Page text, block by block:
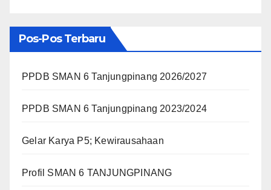
Pos-Pos Terbaru
PPDB SMAN 6 Tanjungpinang 2026/2027
PPDB SMAN 6 Tanjungpinang 2023/2024
Gelar Karya P5; Kewirausahaan
Profil SMAN 6 TANJUNGPINANG